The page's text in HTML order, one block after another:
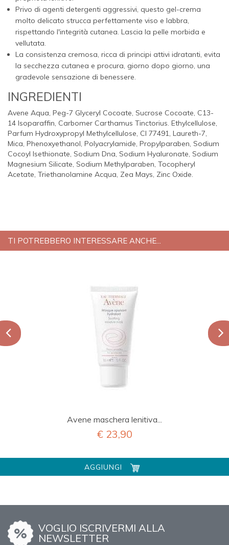
Privo di agenti detergenti aggressivi, questo gel-crema
molto delicato strucca perfettamente viso e labbra,
rispettando l'integrità cutanea. Lascia la pelle morbida e
vellutata.
La consistenza cremosa, ricca di principi attivi idratanti, evita
la secchezza cutanea e procura, giorno dopo giorno, una
gradevole sensazione di benessere.
INGREDIENTI
Avene Aqua, Peg-7 Glyceryl Cocoate, Sucrose Cocoate, C13-
14 Isoparaffin, Carbomer Carthamus Tinctorius. Ethylcellulose,
Parfum Hydroxypropyl Methylcellulose, CI 77491, Laureth-7,
Mica, Phenoxyethanol, Polyacrylamide, Propylparaben, Sodium
Cocoyl Isethionate, Sodium Dna, Sodium Hyaluronate, Sodium
Magnesium Silicate, Sodium Methylparaben, Tocopheryl
Acetate, Triethanolamine Acqua, Zea Mays, Zinc Oxide.
TI POTREBBERO INTERESSARE ANCHE...
Avene maschera lenitiva...
€ 23,90
AGGIUNGI
VOGLIO ISCRIVERMI ALLA
NEWSLETTER